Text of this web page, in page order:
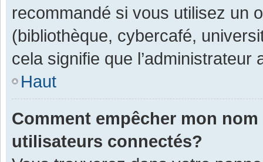
recommandé si vous utilisez un
(bibliothèque, cybercafé,
cela signifie que
Haut
Comment empêcher mon
utilisateurs connectés?